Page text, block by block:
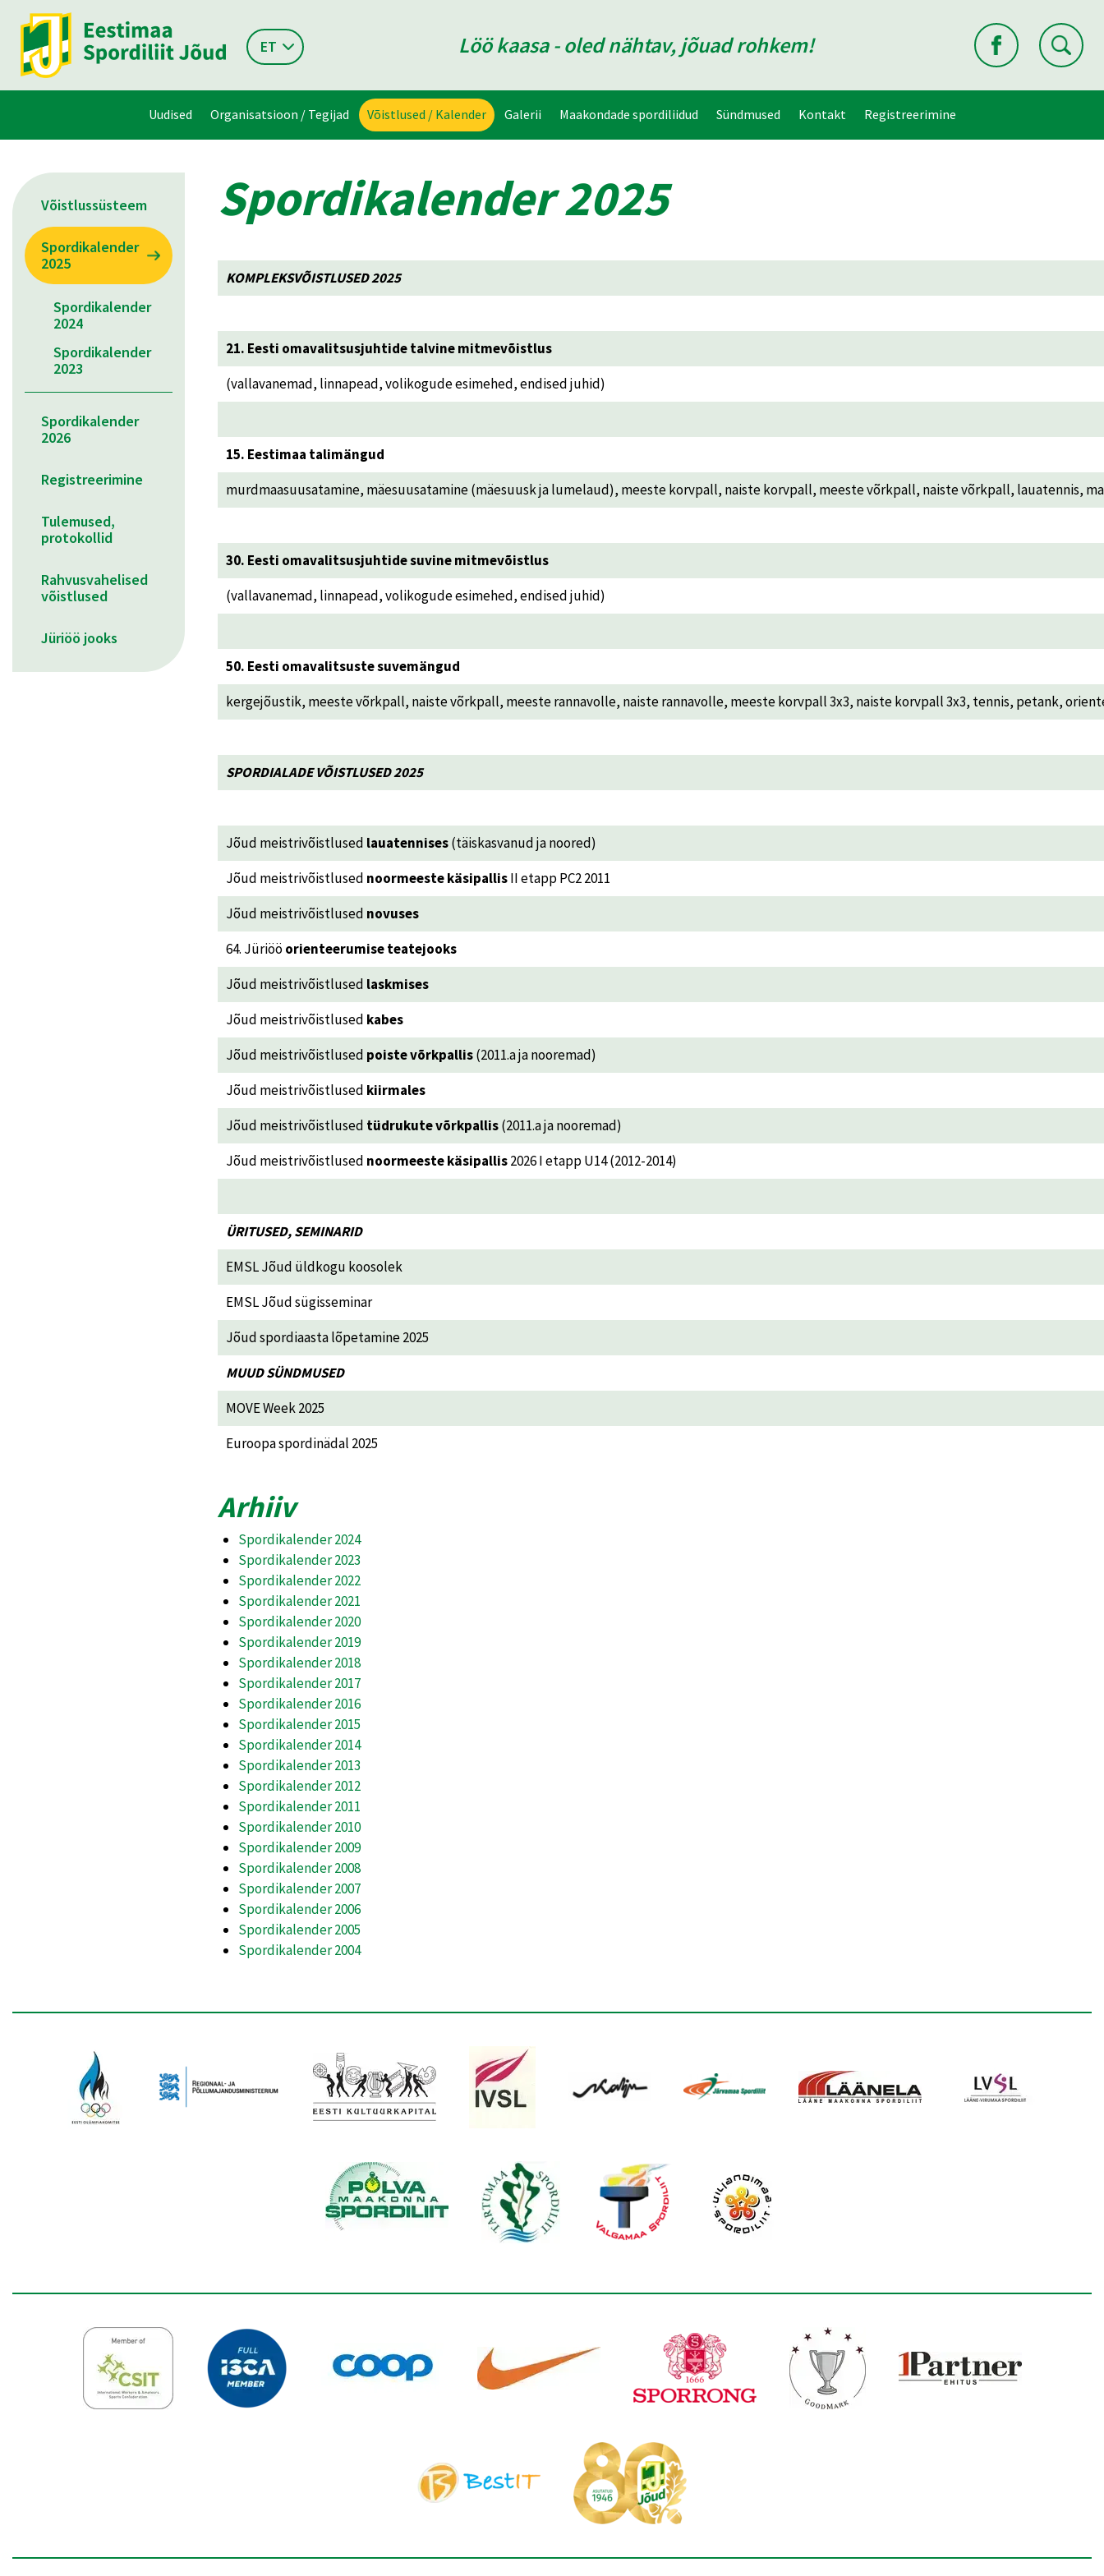
ET Löö kaasa - oled nähtav, jõuad rohkem!
Uudised Organisatsioon / Tegijad Võistlused / Kalender Galerii Maakondade spordiliidud Sündmused Kontakt Registreerimine
Võistlussüsteem
Spordikalender
2025
Spordikalender
2024
Spordikalender
2023
Spordikalender
2026
Registreerimine
Tulemused,
protokollid
Rahvusvahelised
võistlused
Jüriöö jooks
Spordikalender 2025
KOMPLEKSVÕISTLUSED 2025
21. Eesti omavalitsusjuhtide talvine mitmevõistlus
(vallavanemad, linnapead, volikogude esimehed, endised juhid)
15. Eestimaa talimängud
murdmaasuusatamine, mäesuusatamine (mäesuusk ja lumelaud), meeste korvpall, naiste korvpall, meeste võrkpall, naiste võrkpall,
30. Eesti omavalitsusjuhtide suvine mitmevõistlus
(vallavanemad, linnapead, volikogude esimehed, endised juhid)
50. Eesti omavalitsuste suvemängud
kergejõustik, meeste võrkpall, naiste võrkpall, meeste rannavolle, naiste rannavolle, meeste korvpall 3x3, naiste korvpall 3x3, tennis, petank,
SPORDIALADE VÕISTLUSED 2025
Jõud meistrivõistlused lauatennises(täiskasvanud ja noored)
Jõud meistrivõistlused noormeeste käsipallisII etapp PC2 2011
Jõud meistrivõistlused novuses
64. Jüriööorienteerumise teatejooks
Jõud meistrivõistlused laskmises
Jõud meistrivõistlused kabes
Jõud meistrivõistlused poiste võrkpallis(2011.a ja nooremad)
Jõud meistrivõistlused kiirmales
Jõud meistrivõistlused tüdrukute võrkpallis(2011.a ja nooremad)
Jõud meistrivõistlused noormeeste käsipallis2026 I etapp U14 (2012-2014)
ÜRITUSED, SEMINARID
EMSL Jõud üldkogu koosolek
EMSL Jõud sügisseminar
Jõud spordiaasta lõpetamine 2025
MUUD SÜNDMUSED
MOVE Week 2025
Euroopa spordinädal 2025
Arhiiv
Spordikalender 2024
Spordikalender 2023
Spordikalender 2022
Spordikalender 2021
Spordikalender 2020
Spordikalender 2019
Spordikalender 2018
Spordikalender 2017
Spordikalender 2016
Spordikalender 2015
Spordikalender 2014
Spordikalender 2013
Spordikalender 2012
Spordikalender 2011
Spordikalender 2010
Spordikalender 2009
Spordikalender 2008
Spordikalender 2007
Spordikalender 2006
Spordikalender 2005
Spordikalender 2004